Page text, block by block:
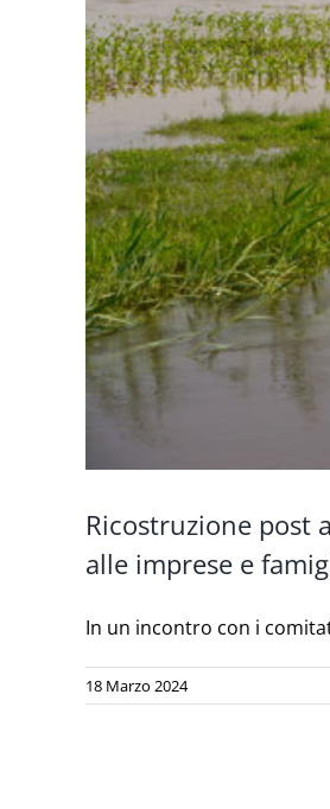
Ricostruzione post
alle imprese e
In un incontro con i
18 Marzo 2024